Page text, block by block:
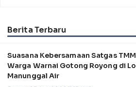
Berita Terbaru
Suasana Kebersamaan Satgas
Warga Warnai Gotong Royong di
Manunggal Air